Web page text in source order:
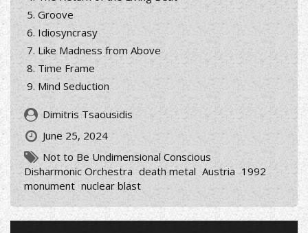
Groove
Idiosyncrasy
Like Madness from Above
Time Frame
Mind Seduction
Dimitris Tsaousidis
June 25, 2024
Not to Be Undimensional Conscious
Disharmonic Orchestra death metal Austria 1992
monument nuclear blast